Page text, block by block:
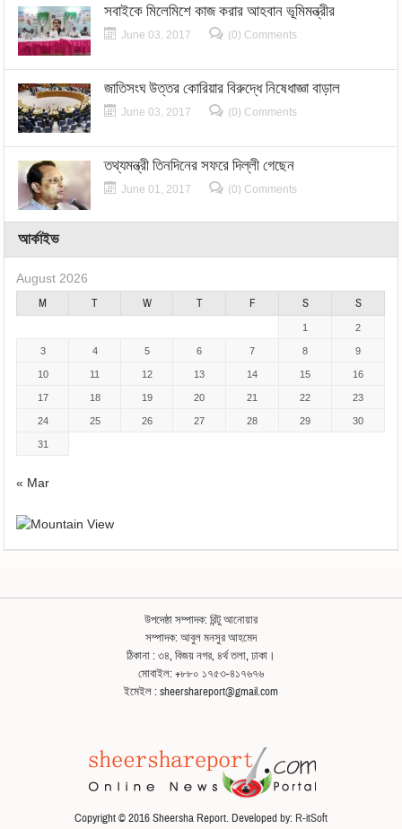
সবাইকে মিলেমিশে কাজ করার আহবান ভূমিমন্ত্রীর
June 03, 2017 (0) Comments
জাতিসংঘ উত্তর কোরিয়ার বিরুদ্ধে নিষেধাজ্ঞা বাড়াল
June 03, 2017 (0) Comments
তথ্যমন্ত্রী তিনদিনের সফরে দিল্লী গেছেন
June 01, 2017 (0) Comments
আর্কাইভ
August 2026
M
T W T F S S
1 2
3 4 5 6 7 8 9
10 11 12 13 14 15 16
17 18 19 20 21 22 23
24 25 26 27 28 29 30
31
« Mar
উপদেষ্ঠা সম্পাদক: রিন্টু আনোয়ার
সম্পাদক: আবুল মনসুর আহমেদ
ঠিকানা : ৩৪, বিজয় নগর, ৪র্থ তলা, ঢাকা।
মোবাইল: +৮৮০ ১৭৫৩-৪১৭৬৭৬
ইমেইল : sheershareport@gmail.com
Copyright © 2016 Sheersha Report. Developed by: R-itSoft